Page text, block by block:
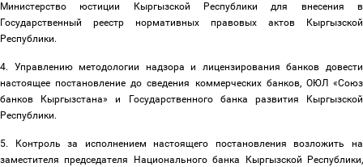
Министерство юстиции Кыргызской Республики для внесения в
Государственный реестр нормативных правовых актов Кыргызской
Республики.
4. Управлению методологии надзора и лицензирования банков довести
настоящее постановление до сведения коммерческих банков, ОЮЛ «Союз
банков Кыргызстана» и Государственного банка развития Кыргызской
Республики.
5. Контроль за исполнением настоящего постановления возложить на
заместителя председателя Национального банка Кыргызской Республики,